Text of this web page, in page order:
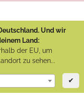
Und wir
Land:
der EU, um
zu sehen...
✔